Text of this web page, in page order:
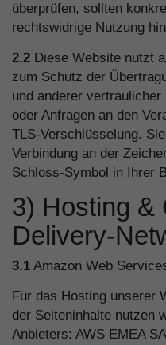
überprüfen, sollten
rechtswidrige Nutzung
2.2 Diese Website nutzt
zum Schutz der
und anderer
oder Anfragen an den
TLS-Verschlüsselung.
Verbindung an der
Schloss-Symbol in Ihrer
3) Hosting &
Delivery-
3.1 Amazon Web
Für das Hosting unserer
der Seiteninhalte nutzen
Anbieters: AWS EMEA